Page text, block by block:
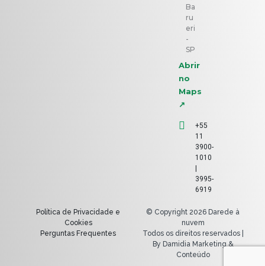
Ba
ru
eri
-
SP
Abrir
no
Maps
↗
+55
11
3900-
1010
|
3995-
6919
Política de Privacidade e
Cookies
Perguntas Frequentes
© Copyright 2026 Darede à
nuvem
Todos os direitos reservados |
By Damidia Marketing &
Conteúdo